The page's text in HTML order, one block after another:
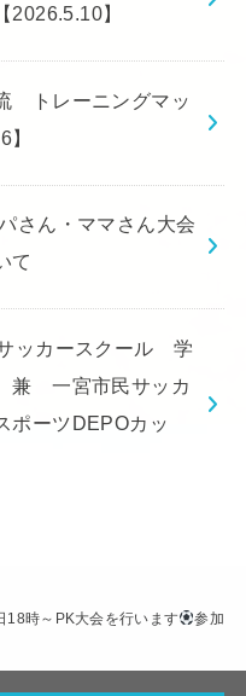
】
トレーニングマッ
さん・ママさん大会
て
ッカースクール 学
兼 一宮市民サッカ
ポーツDEPOカッ
18時～PK大会を行います
参加